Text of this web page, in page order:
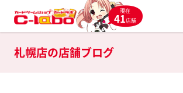
現在
41店舗
札幌店の店舗ブログ